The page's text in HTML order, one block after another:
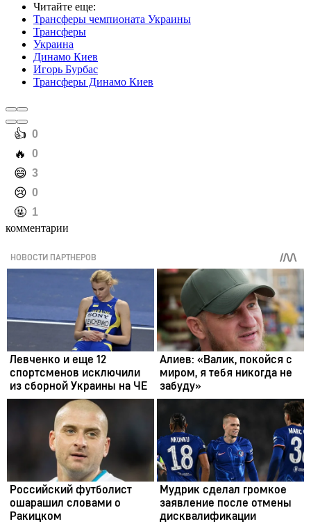
Читайте еще:
Трансферы чемпионата Украины
Трансферы
Украина
Динамо Киев
Игорь Бурбас
Трансферы Динамо Киев
️👍 0
️🔥 0
️😄 3
️😢 0
️🤬 1
комментарии